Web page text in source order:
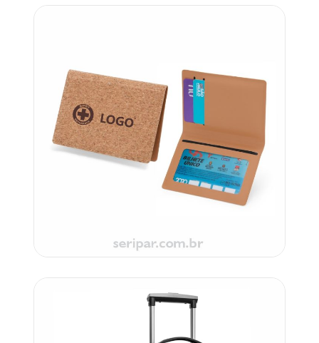
Código: UP 8248x
Carrinho
Orçar